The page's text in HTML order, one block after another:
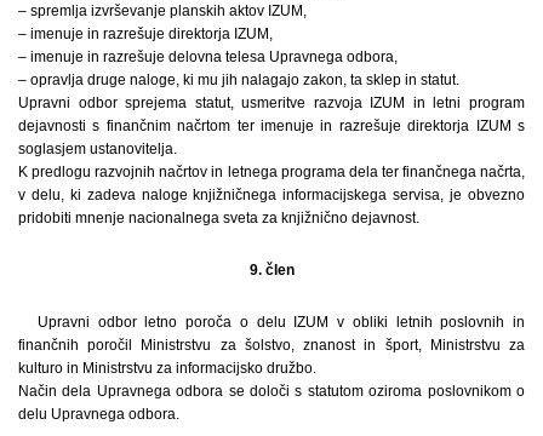
– spremlja izvrševanje planskih aktov IZUM,
– imenuje in razrešuje direktorja IZUM,
– imenuje in razrešuje delovna telesa Upravnega odbora,
– opravlja druge naloge, ki mu jih nalagajo zakon, ta sklep in statut.
Upravni odbor sprejema statut, usmeritve razvoja IZUM in letni program
dejavnosti s finančnim načrtom ter imenuje in razrešuje direktorja IZUM s
soglasjem ustanovitelja.
K predlogu razvojnih načrtov in letnega programa dela ter finančnega načrta,
v delu, ki zadeva naloge knjižničnega informacijskega servisa, je obvezno
pridobiti mnenje nacionalnega sveta za knjižnično dejavnost.
9. člen
Upravni odbor letno poroča o delu IZUM v obliki letnih poslovnih in
finančnih poročil Ministrstvu za šolstvo, znanost in šport, Ministrstvu za
kulturo in Ministrstvu za informacijsko družbo.
Način dela Upravnega odbora se določi s statutom oziroma poslovnikom o
delu Upravnega odbora.